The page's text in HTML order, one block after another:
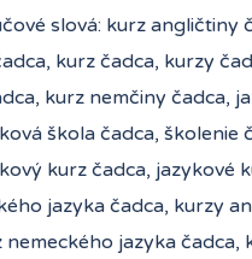
slová: kurz angličtiny
kurz čadca, kurzy
kurz nemčiny čadca,
škola čadca, školenie
kurz čadca, jazykové
jazyka čadca, kurzy
nemeckého jazyka čadca,